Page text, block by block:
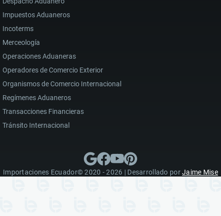
Impuestos Aduaneros
Incoterms
Merceología
Operaciones Aduaneras
Operadores de Comercio Exterior
Organismos de Comercio Internacional
Regímenes Aduaneros
Transacciones Financieras
Tránsito Internacional
Importaciones Ecuador© 2020 - 2026 | Desarrollado porJaime Mise